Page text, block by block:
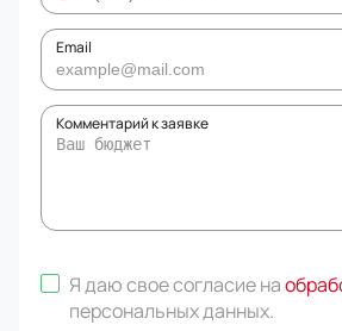
Email
Комментарий к заявке
Я даю свое согласие на
персональных данных.